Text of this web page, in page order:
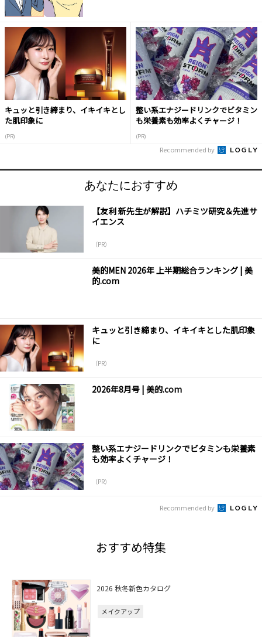
キュッと引き締まり、イキイキとし
た肌印象に
(PR)
整い系エナジードリンクでビタミン
も栄養素も効率よくチャージ！
(PR)
Recommended by
あなたにおすすめ
【友利 新先生が解説】ハチミツ研究＆先進サ
イエンス
（PR）
美的MEN 2026年 上半期総合ランキング | 美
的.com
キュッと引き締まり、イキイキとした肌印象
に
（PR）
2026年8月号 | 美的.com
整い系エナジードリンクでビタミンも栄養素
も効率よくチャージ！
（PR）
Recommended by
おすすめ特集
2026 秋冬新色カタログ
メイクアップ